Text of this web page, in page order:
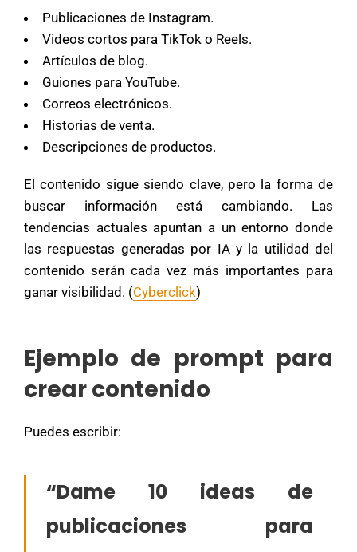
Publicaciones de Instagram.
Videos cortos para TikTok o Reels.
Artículos de blog.
Guiones para YouTube.
Correos electrónicos.
Historias de venta.
Descripciones de productos.
El contenido sigue siendo clave, pero la forma de
buscar información está cambiando. Las
tendencias actuales apuntan a un entorno donde
las respuestas generadas por IA y la utilidad del
contenido serán cada vez más importantes para
ganar visibilidad. (Cyberclick)
Ejemplo de prompt para
crear contenido
Puedes escribir:
“Dame 10 ideas de
publicaciones para